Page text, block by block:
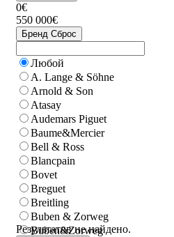
0€
550 000€
Бренд Сброс
Любой
A. Lange & Söhne
Arnold & Son
Atasay
Audemars Piguet
Baume&Mercier
Bell & Ross
Blancpain
Bovet
Breguet
Breitling
Buben & Zorweg
Buben&Zorweg
Результатов не найдено.